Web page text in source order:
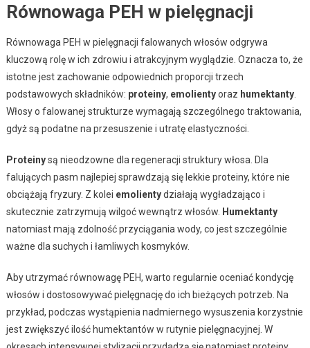
Równowaga PEH w pielęgnacji
Równowaga PEH w pielęgnacji falowanych włosów odgrywa
kluczową rolę w ich zdrowiu i atrakcyjnym wyglądzie. Oznacza to, że
istotne jest zachowanie odpowiednich proporcji trzech
podstawowych składników: proteiny, emolientyoraz humektanty.
Włosy o falowanej strukturze wymagają szczególnego traktowania,
gdyż są podatne na przesuszenie i utratę elastyczności.
Proteinysą nieodzowne dla regeneracji struktury włosa. Dla
falujących pasm najlepiej sprawdzają się lekkie proteiny, które nie
obciążają fryzury. Z kolei emolientydziałają wygładzająco i
skutecznie zatrzymują wilgoć wewnątrz włosów. Humektanty
natomiast mają zdolność przyciągania wody, co jest szczególnie
ważne dla suchych i łamliwych kosmyków.
Aby utrzymać równowagę PEH, warto regularnie oceniać kondycję
włosów i dostosowywać pielęgnację do ich bieżących potrzeb. Na
przykład, podczas wystąpienia nadmiernego wysuszenia korzystnie
jest zwiększyć ilość humektantów w rutynie pielęgnacyjnej. W